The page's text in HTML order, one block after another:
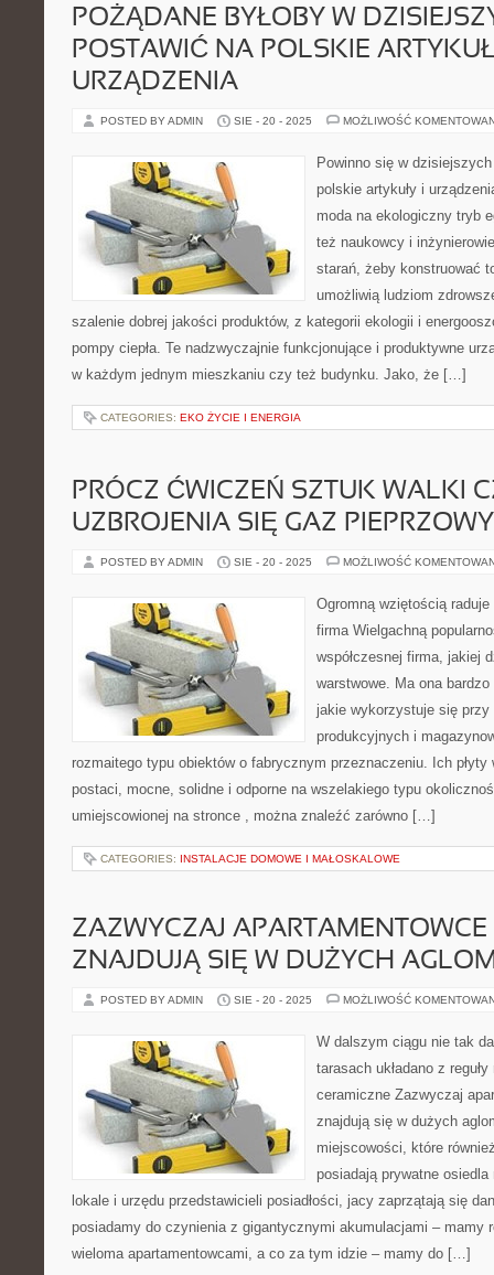
POŻĄDANE BYŁOBY W
POSTAWIĆ NA POLSKIE
URZĄDZENIA
POSTED BY ADMIN SIE - 20 - 2025 MOŻLIWOŚĆ
Powinno się w
polskie artykuły i
moda na ekologiczny tryb
też naukowcy i
starań, żeby konstruować
umożliwią ludziom
szalenie dobrej jakości produktów, z kategorii ekologii i
pompy ciepła. Te nadzwyczajnie funkcjonujące i produktywne
w każdym jednym mieszkaniu czy też budynku. Jako, że […]
CATEGORIES: EKO ŻYCIE I ENERGIA
PRÓCZ ĆWICZEŃ SZTUK WALKI
UZBROJENIA SIĘ GAZ
POSTED BY ADMIN SIE - 20 - 2025 MOŻLIWOŚĆ
Ogromną wziętością
firma Wielgachną
współczesnej firma, jakiej
warstwowe. Ma ona
jakie wykorzystuje się przy
produkcyjnych i
rozmaitego typu obiektów o fabrycznym przeznaczeniu. Ich
postaci, mocne, solidne i odporne na wszelakiego typu
umiejscowionej na stronce , można znaleźć zarówno […]
CATEGORIES: INSTALACJE DOMOWE I MAŁOSKALOWE
ZAZWYCZAJ
ZNAJDUJĄ SIĘ W DUŻYCH
POSTED BY ADMIN SIE - 20 - 2025 MOŻLIWOŚĆ
W dalszym ciągu nie tak
tarasach układano z
ceramiczne Zazwyczaj
znajdują się w dużych
miejscowości, które
posiadają prywatne
lokale i urzędu przedstawicieli posiadłości, jacy zaprzątają się
posiadamy do czynienia z gigantycznymi akumulacjami – mamy
wieloma apartamentowcami, a co za tym idzie – mamy do […]